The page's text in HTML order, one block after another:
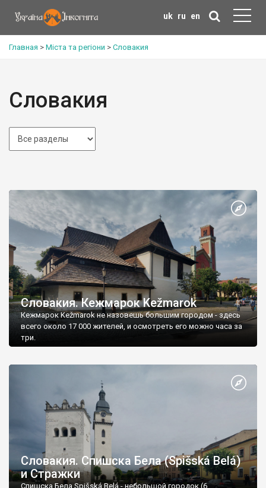
uk ru en
Главная > Міста та регіони > Словакия
Словакия
Словакия. Кежмарок Kežmarok
Кежмарок Kežmarok не назовешь большим городом - здесь
всего около 17 000 жителей, и осмотреть его можно часа за
три.
Словакия. Спишска Бела (Spišská Belá)
и Стражки
Спишска Бела Spišská Belá - небольшой городок (6